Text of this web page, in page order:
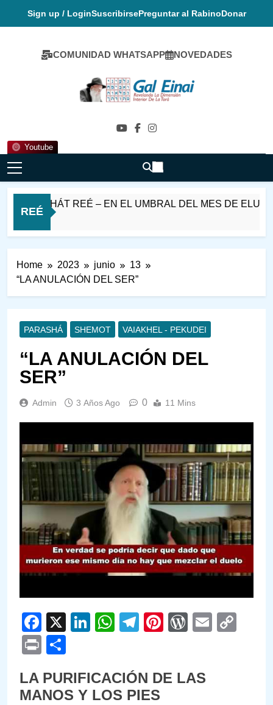
Sign up / LoginSuscribirsePreguntar al RabinoDonar
COMUNIDAD WHATSAPP NOVEDADES
Youtube
Gal Einai En
REÉ
REÉ – EN EL UMBRAL DEL MES DE ELUL
Home 2023 junio
13
“LA ANULACIÓN DEL SER”
PARASHÁ SHEMOT VAIAKHEL - PEKUDEI
“LA ANULACIÓN DEL
SER”
Admin 3 Años Ago 0 11 Mins
Facebook
X LinkedIn
WhatsApp
Telegram
PinterestEmail
Print
LA PURIFICACIÓN DE LAS
MANOS Y LOS PIES